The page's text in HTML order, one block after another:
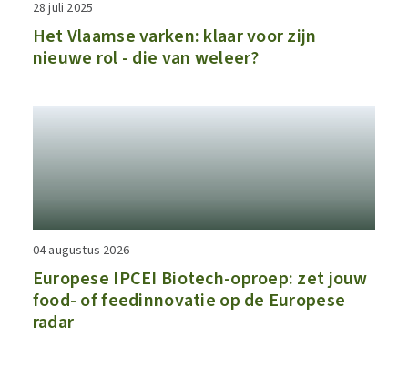
28 juli 2025
Het Vlaamse varken: klaar voor zijn
nieuwe rol - die van weleer?
04 augustus 2026
​​Europese IPCEI Biotech-oproep: zet jouw
food- of feedinnovatie op de Europese
radar​